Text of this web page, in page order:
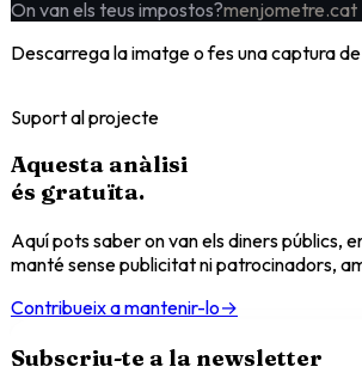
On van els teus impostos?menjometre.cat
Descarrega la imatge o fes una captura
Suport al projecte
Aquesta anàlisi
és gratuïta.
Aquí pots saber on van els diners públics,
manté sense publicitat ni patrocinadors,
Contribueix a mantenir-lo→
Subscriu-te a la newsletter